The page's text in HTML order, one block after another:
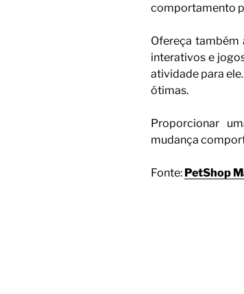
comportamento
Ofereça também
interativos e
atividade para
ótimas.
Proporcionar
mudança
Fonte: PetShop